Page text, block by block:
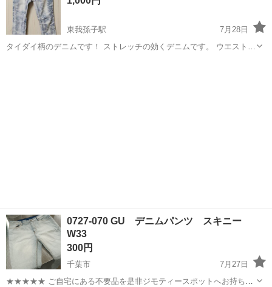
東我孫子駅
7月28日
タイダイ柄のデニムです！ ストレッチの効くデニムです。 ウエスト
0727-070 GU デニムパンツ スキニー
W33
300円
千葉市
7月27日
★★★★★ ご自宅にある不要品を是非ジモティースポットへお持ち込